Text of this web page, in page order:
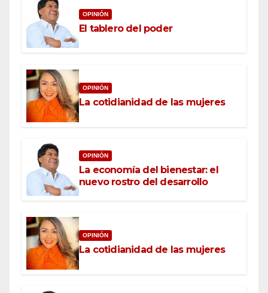
OPINIÓN
El tablero del poder
OPINIÓN
La cotidianidad de las mujeres
OPINIÓN
La economía del bienestar: el
nuevo rostro del desarrollo
OPINIÓN
La cotidianidad de las mujeres